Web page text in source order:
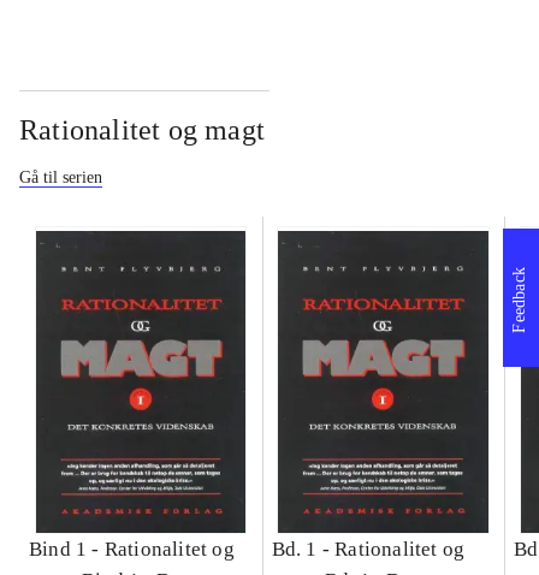
Rationalitet og magt
Gå til serien
Bind 1 - Rationalitet og
Bd. 1 -Rationalitet og
Feedback